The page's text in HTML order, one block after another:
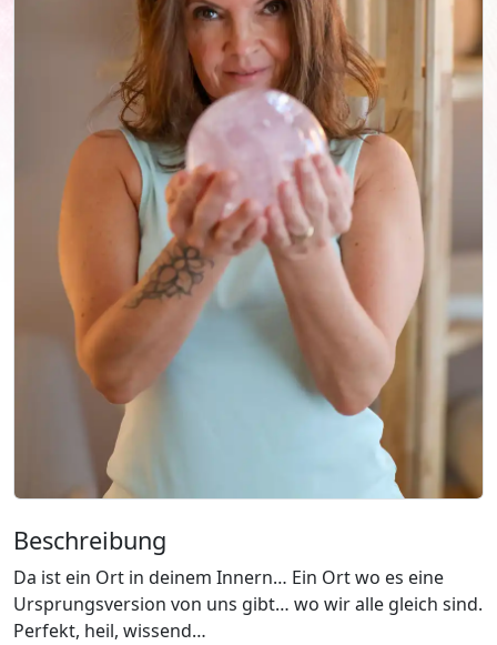
Beschreibung
Da ist ein Ort in deinem Innern… Ein Ort wo es eine
Ursprungsversion von uns gibt… wo wir alle gleich sind.
Perfekt, heil, wissend…